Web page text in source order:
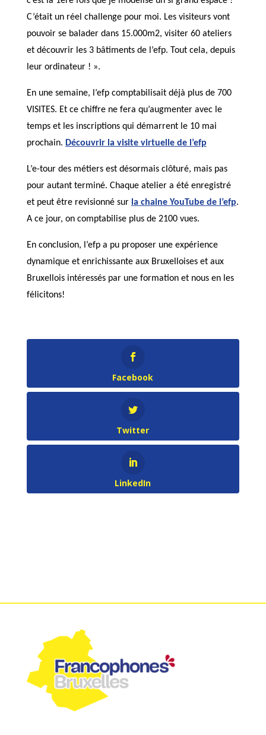
C’était un réel challenge pour moi. Les visiteurs vont
pouvoir se balader dans 15.000m2, visiter 60 ateliers
et découvrir les 3 bâtiments de l’efp. Tout cela, depuis
leur ordinateur ! ».
En une semaine, l’efp comptabilisait déjà plus de 700
VISITES. Et ce chiffre ne fera qu’augmenter avec le
temps et les inscriptions qui démarrent le 10 mai
prochain. Découvrir la visite virtuelle de l’efp
L’e-tour des métiers est désormais clôturé, mais pas
pour autant terminé. Chaque atelier a été enregistré
et peut être revisionné sur la chaine YouTube de l’efp.
A ce jour, on comptabilise plus de 2100 vues.
En conclusion, l’efp a pu proposer une expérience
dynamique et enrichissante aux Bruxelloises et aux
Bruxellois intéressés par une formation et nous en les
félicitons!
Facebook
Twitter
LinkedIn